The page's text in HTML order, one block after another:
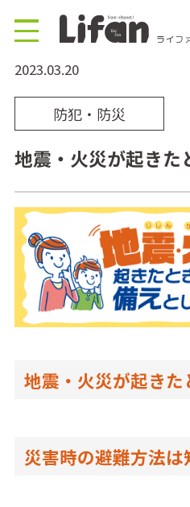
2023.03.20
防犯・防災
地震・火災が起きた
地震・火災が起きた
災害時の避難方法は